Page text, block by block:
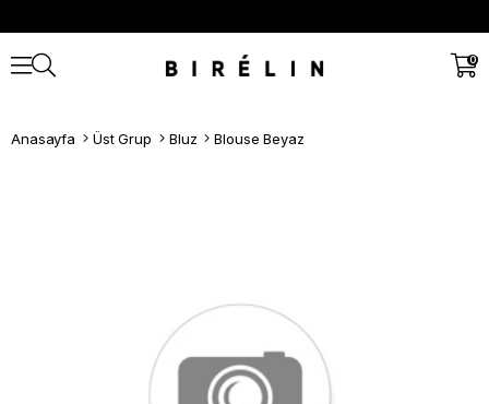
0
Anasayfa Üst Grup Bluz Blouse Beyaz